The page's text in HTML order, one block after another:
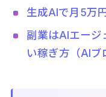
生成AIで月5万
副業はAIエージ
い稼ぎ方（AIブ